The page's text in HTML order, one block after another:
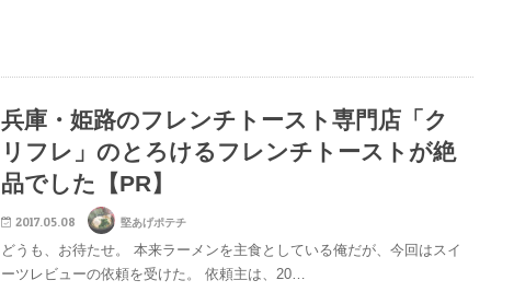
兵庫・姫路のフレンチトースト専門店「ク
リフレ」のとろけるフレンチトーストが絶
品でした【PR】
2017.05.08 堅あげポテチ
どうも、お待たせ。 本来ラーメンを主食としている俺だが、今回はスイ
ーツレビューの依頼を受けた。 依頼主は、20…